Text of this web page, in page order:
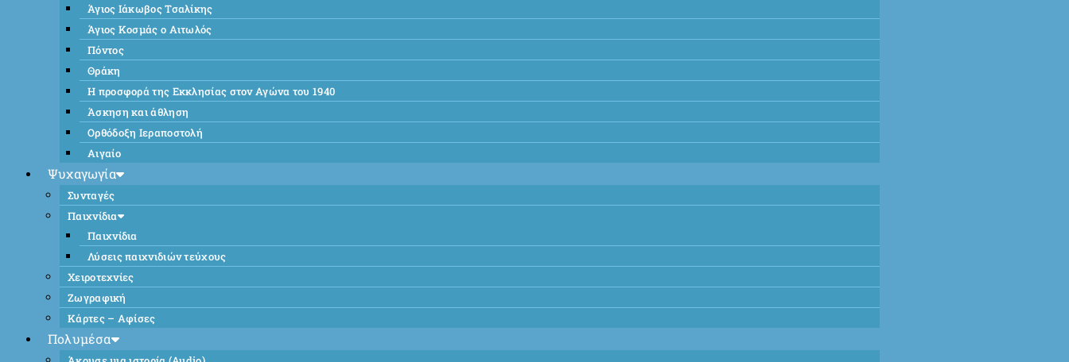
Άγιος Ιάκωβος Τσαλίκης
Άγιος Κοσμάς ο Αιτωλός
Πόντος
Θράκη
Η προσφορά της Εκκλησίας στον Αγώνα του 1940
Άσκηση και άθληση
Ορθόδοξη Ιεραποστολή
Αιγαίο
Ψυχαγωγία
Συνταγές
Παιχνίδια
Παιχνίδια
Λύσεις παιχνιδιών τεύχους
Χειροτεχνίες
Ζωγραφική
Κάρτες – Αφίσες
Πολυμέσα